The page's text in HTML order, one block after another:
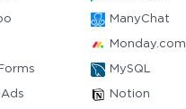
ManyChat
Monday.com
MySQL
Notion